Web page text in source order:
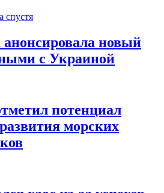
спустя
анонсировала новый
с Украиной
потенциал
морских